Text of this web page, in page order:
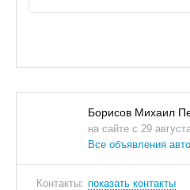
Борисов Михаил
на сайте с 29
Все объявления
Контакты: показать контакты